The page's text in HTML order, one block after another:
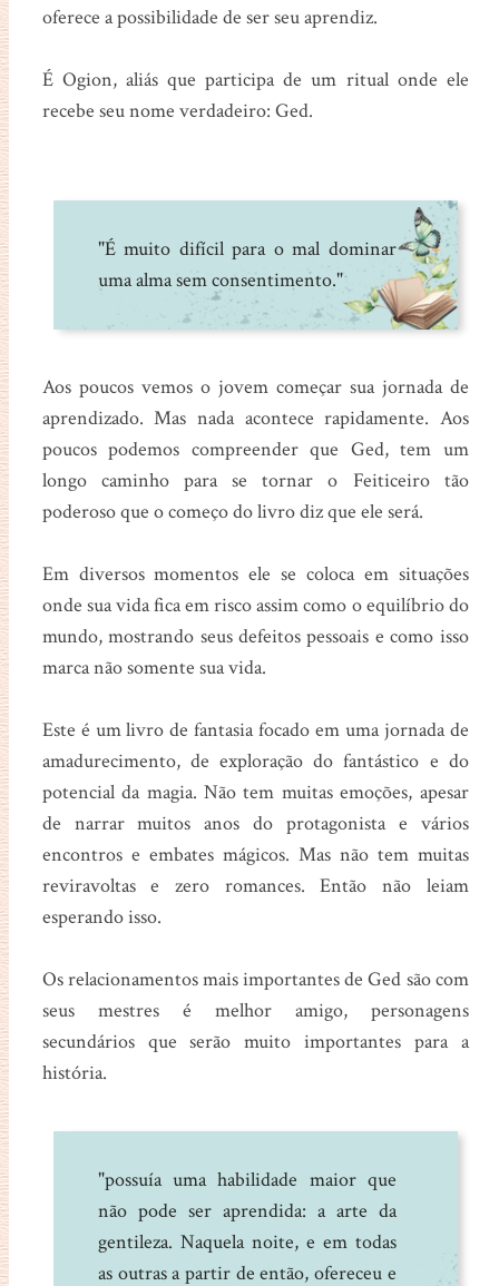
oferece a possibilidade de ser seu aprendiz.
É Ogion, aliás que participa de um ritual onde ele
recebe seu nome verdadeiro: Ged.
"É muito difícil para o mal dominar
uma alma sem consentimento."
Aos poucos vemos o jovem começar sua jornada de
aprendizado. Mas nada acontece rapidamente. Aos
poucos podemos compreender que Ged, tem um
longo caminho para se tornar o Feiticeiro tão
poderoso que o começo do livro diz que ele será.
Em diversos momentos ele se coloca em situações
onde sua vida fica em risco assim como o equilíbrio do
mundo, mostrando seus defeitos pessoais e como isso
marca não somente sua vida.
Este é um livro de fantasia focado em uma jornada de
amadurecimento, de exploração do fantástico e do
potencial da magia. Não tem muitas emoções, apesar
de narrar muitos anos do protagonista e vários
encontros e embates mágicos. Mas não tem muitas
reviravoltas e zero romances. Então não leiam
esperando isso.
Os relacionamentos mais importantes de Ged são com
seus mestres é melhor amigo, personagens
secundários que serão muito importantes para a
história.
"possuía uma habilidade maior que
não pode ser aprendida: a arte da
gentileza. Naquela noite, e em todas
as outras a partir de então, ofereceu e